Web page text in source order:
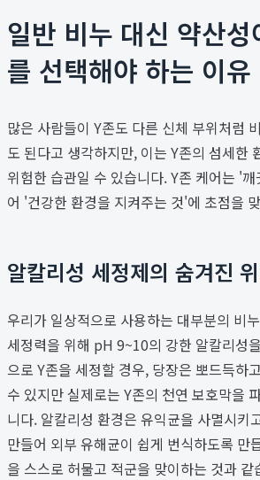
일반 비누 대신 약산성
를 선택해야 하는 이유
많은 사람들이 Y존도 다른 신체 부위처럼
도 된다고 생각하지만, 이는 Y존의 섬세한
위험한 습관일 수 있습니다. Y존 케어는 '
어 '건강한 환경을 지켜주는 것'에 초점을
알칼리성 세정제의 숨겨진
우리가 일상적으로 사용하는 대부분의 비
세정력을 위해 pH 9~10의 강한 알칼리성
으로 Y존을 세정할 경우, 당장은 뽀드득하
수 있지만 실제로는 Y존의 천연 보호막을
니다. 알칼리성 환경은 유익균을 사멸시키
만들어 외부 유해균이 쉽게 번식하도록 만
을 스스로 허물고 적군을 맞이하는 것과 같